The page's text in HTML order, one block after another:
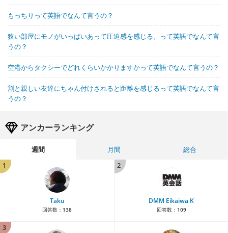
もっちりって英語でなんて言うの？
狭い部屋にモノがいっぱいあって圧迫感を感じる。って英語でなんて言
うの？
空港からタクシーでどれくらいかかりますかって英語でなんて言うの？
割と親しい友達にちゃん付けされると距離を感じるって英語でなんて言
うの？
アンカーランキング
週間 月間
総合
1
Taku
回答数： 138
2
DMM Eikaiwa K
回答数： 109
3